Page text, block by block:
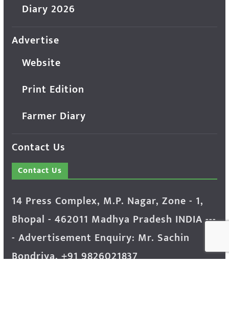
Diary 2026
Advertise
Website
Print Edition
Farmer Diary
Contact Us
Contact Us
14 Press Complex, M.P. Nagar, Zone - 1,
Bhopal - 462011 Madhya Pradesh INDIA ---
- Advertisement Enquiry: Mr. Sachin
Bondriya, +91 9826021837